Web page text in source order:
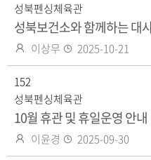
성북펜싱체육관
성북보건소와 함께하는 대
작
성
이상무
등
록
2025-10-21
152
성북펜싱체육관
10월 휴관 및 휴일운영 안내
작
성
이윤경
등
록
2025-09-30